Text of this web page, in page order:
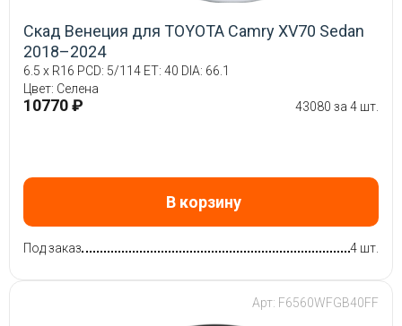
Скад Венеция для TOYOTA Camry XV70 Sedan
2018–2024
6.5 x R16 PCD: 5/114 ET: 40 DIA: 66.1
Цвет: Селена
10770 ₽ 43080 за 4 шт.
В корзину
Под заказ 4 шт.
Арт: F6560WFGB40FF